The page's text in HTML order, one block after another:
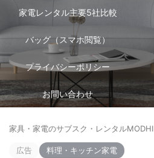
家電レンタル主要5社比較
バッグ（スマホ閲覧）
プライバシーポリシー
お問い合わせ
家具・家電のサブスク・レンタルMODHI
広告 料理・キッチン家電